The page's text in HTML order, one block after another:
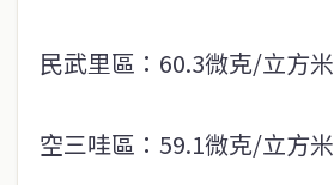
民武里區：60.3微克/立方米
空三哇區：59.1微克/立方米